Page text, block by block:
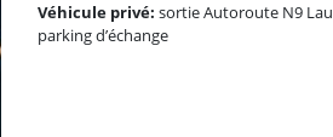
Véhicule privé: sortie Autoroute N9
parking d’échange